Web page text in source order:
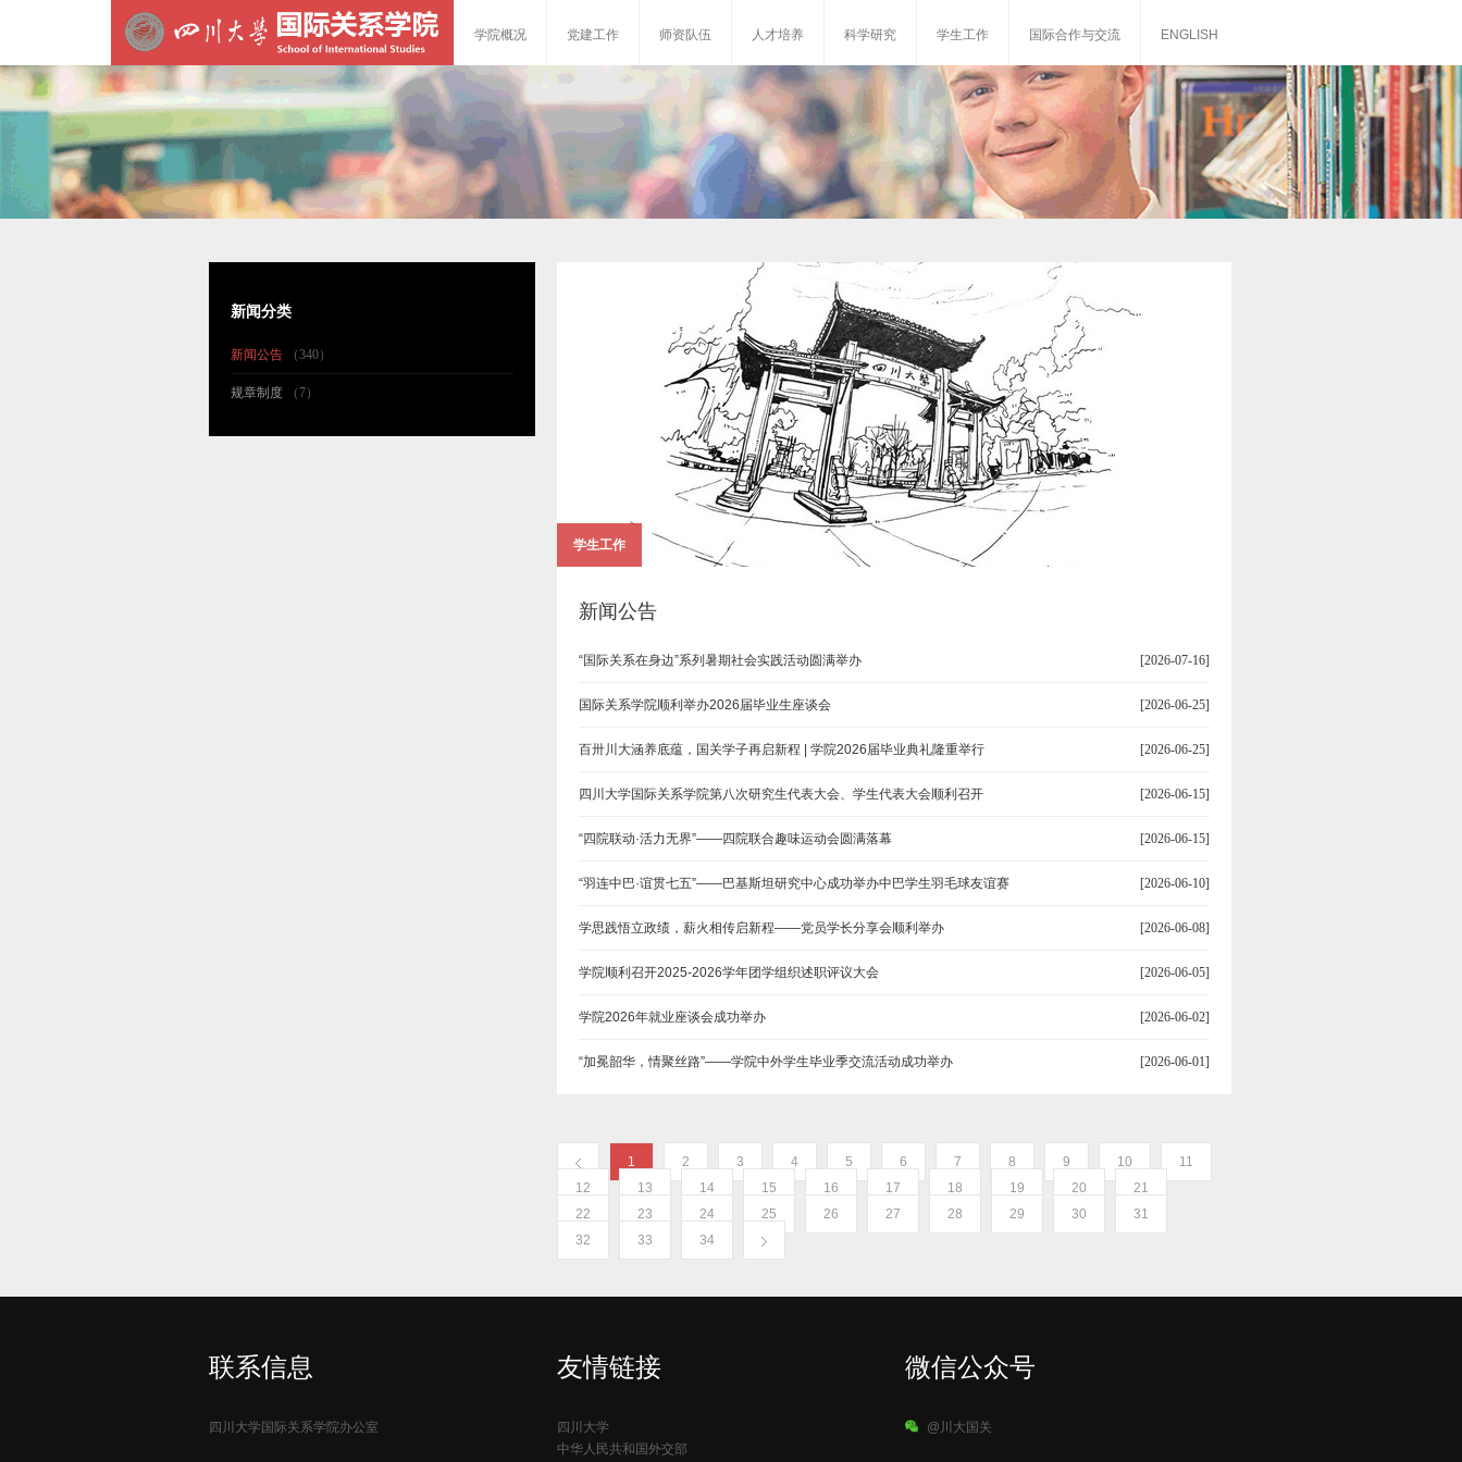
学院概况 党建工作 师资队伍 人才培养 科学研究 学生工作 国际合作与交流 ENGLISH
新闻分类
新闻公告 （340）
规章制度 （7）
学生工作
新闻公告
“国际关系在身边”系列暑期社会实践活动圆满举办 [2026-07-16]
国际关系学院顺利举办2026届毕业生座谈会 [2026-06-25]
百卅川大涵养底蕴，国关学子再启新程 | 学院2026届毕业典礼隆重举行 [2026-06-25]
四川大学国际关系学院第八次研究生代表大会、学生代表大会顺利召开 [2026-06-15]
“四院联动·活力无界”——四院联合趣味运动会圆满落幕 [2026-06-15]
“羽连中巴·谊贯七五”——巴基斯坦研究中心成功举办中巴学生羽毛球友谊赛 [2026-06-10]
学思践悟立政绩，薪火相传启新程——党员学长分享会顺利举办 [2026-06-08]
学院顺利召开2025-2026学年团学组织述职评议大会 [2026-06-05]
学院2026年就业座谈会成功举办 [2026-06-02]
“加冕韶华，情聚丝路”——学院中外学生毕业季交流活动成功举办 [2026-06-01]
1 2 3 4 5 6 7 8 9 10
11
12
13 14 15 16 17 18 19 20
21
22
23 24 25 26 27 28 29 30
31
32
33 34
联系信息
四川大学国际关系学院办公室
友情链接
四川大学
中华人民共和国外交部
微信公众号
@川大国关